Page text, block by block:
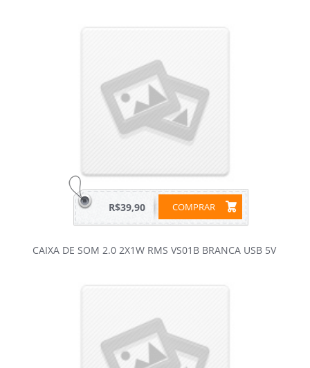
COMPRAR
R$39,90
CAIXA DE SOM 2.0 2X1W RMS VS01B BRANCA USB 5V